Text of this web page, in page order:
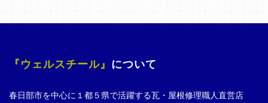
『ウェルスチール』 について
春日部市を中心に１都５県で活躍する瓦・屋根修理職人直営店